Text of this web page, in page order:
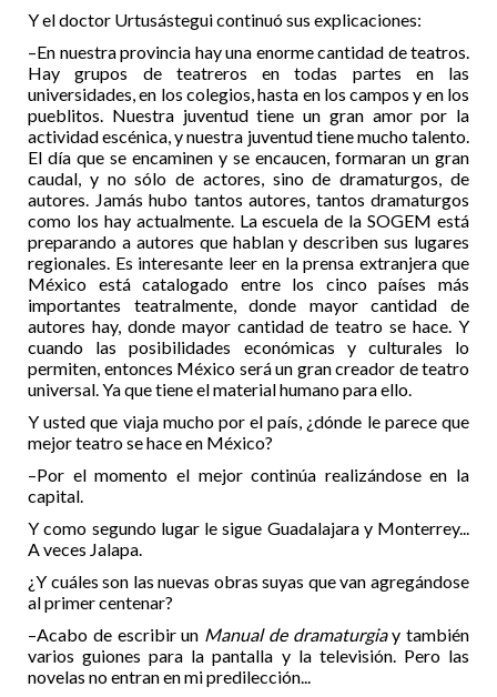
Y el doctor Urtusástegui continuó sus explicaciones:
–En nuestra provincia hay una enorme cantidad de teatros.
Hay grupos de teatreros en todas partes en las
universidades, en los colegios, hasta en los campos y en los
pueblitos. Nuestra juventud tiene un gran amor por la
actividad escénica, y nuestra juventud tiene mucho talento.
El día que se encaminen y se encaucen, formaran un gran
caudal, y no sólo de actores, sino de dramaturgos, de
autores. Jamás hubo tantos autores, tantos dramaturgos
como los hay actualmente. La escuela de la SOGEM está
preparando a autores que hablan y describen sus lugares
regionales. Es interesante leer en la prensa extranjera que
México está catalogado entre los cinco países más
importantes teatralmente, donde mayor cantidad de
autores hay, donde mayor cantidad de teatro se hace. Y
cuando las posibilidades económicas y culturales lo
permiten, entonces México será un gran creador de teatro
universal. Ya que tiene el material humano para ello.
Y usted que viaja mucho por el país, ¿dónde le parece que
mejor teatro se hace en México?
–Por el momento el mejor continúa realizándose en la
capital.
Y como segundo lugar le sigue Guadalajara y Monterrey...
A veces Jalapa.
¿Y cuáles son las nuevas obras suyas que van agregándose
al primer centenar?
–Acabo de escribir un Manual de dramaturgiay también
varios guiones para la pantalla y la televisión. Pero las
novelas no entran en mi predilección...